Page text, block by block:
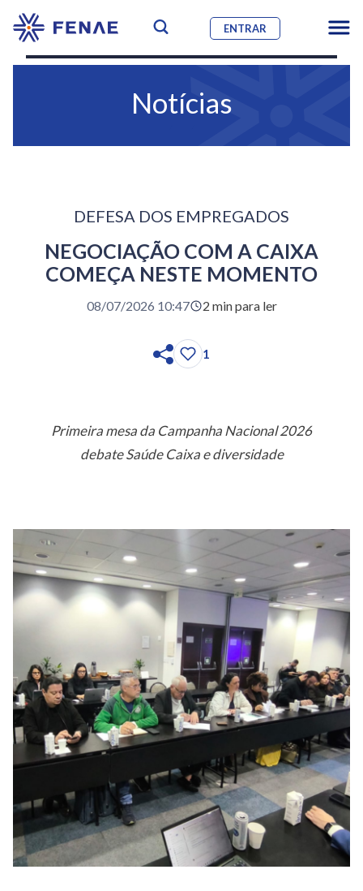
ENTRAR
Notícias
DEFESA DOS EMPREGADOS
NEGOCIAÇÃO COM A CAIXA
COMEÇA NESTE MOMENTO
08/07/2026 10:47 2 min para ler
1
Primeira mesa da Campanha Nacional 2026
debate Saúde Caixa e diversidade